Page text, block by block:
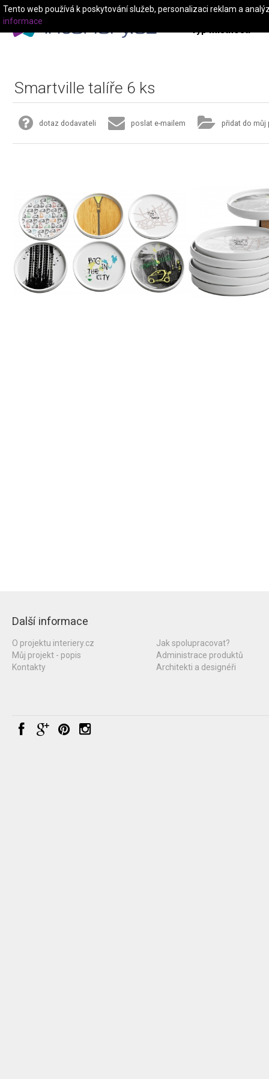
Typ místnosti
Smartville talíře 6 ks
dotaz dodavateli poslat e-mailem přidat do můj
Další informace
O projektu interiery.cz
Můj projekt - popis
Kontakty
Jak spolupracovat?
Administrace produktů
Architekti a designéři
Tento web používá k poskytování služeb, personalizaci reklam a
informace